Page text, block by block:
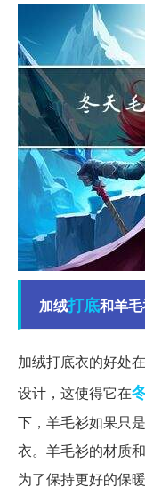
加绒打底和羊
加绒打底衣的好处
设计，这使得它在
下，羊毛衫如果只
衣。羊毛衫的材质
为了保持更好的保